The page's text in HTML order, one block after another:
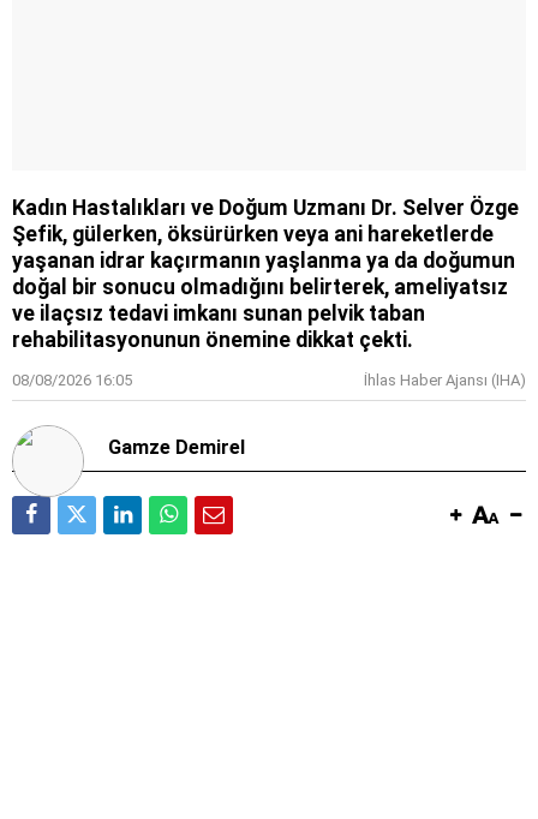
Kadın Hastalıkları ve Doğum Uzmanı Dr. Selver Özge
Şefik, gülerken, öksürürken veya ani hareketlerde
yaşanan idrar kaçırmanın yaşlanma ya da doğumun
doğal bir sonucu olmadığını belirterek, ameliyatsız
ve ilaçsız tedavi imkanı sunan pelvik taban
rehabilitasyonunun önemine dikkat çekti.
08/08/2026 16:05 İhlas Haber Ajansı (IHA)
Gamze Demirel